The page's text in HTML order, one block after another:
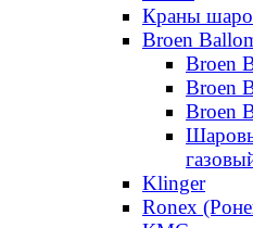
Краны
Broen
Broen
Broen
Broen
Klinger
Ronex